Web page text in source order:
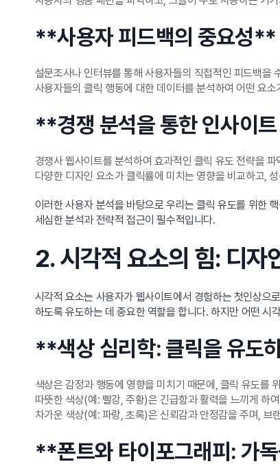
**사용자 피드백의 중요성**
설문조사나 인터뷰를 통해 사용자들의 직접적인 피드백을
사용자들의 클릭 행동에 대한 데이터를 분석하여 어떤 요
**경쟁 분석을 통한 인사이
경쟁사 웹사이트를 분석하여 효과적인 클릭 유도 전략을 파
다양한 디자인 요소가 클릭률에 미치는 영향을 비교하고,
이러한 사용자 분석을 바탕으로 우리는 클릭 유도를 위한
세심한 분석과 전략적 접근이 필수적입니다.
2. 시각적 요소의 힘: 디자
시각적 요소는 사용자가 웹사이트에서 경험하는 첫인상으
하도록 유도하는 데 중요한 역할을 합니다. 하지만 어떤 시
**색상 심리학: 클릭을 유도
색상은 감정과 행동에 영향을 미치기 때문에, 클릭 유도를
따뜻한 색상(예: 빨강, 주황)은 긴급함과 활력을 느끼게 하
차가운 색상(예: 파랑, 초록)은 신뢰감과 안정감을 주며, 브
**폰트와 타이포그래피: 가